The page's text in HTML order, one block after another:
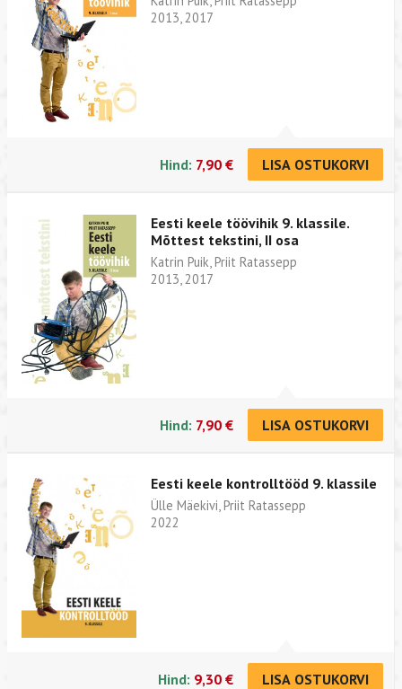
2013, 2017
Hind: 7,90 € LISA OSTUKORVI
Eesti keele töövihik 9. klassile.
Mõttest tekstini, II osa
Katrin Puik, Priit Ratassepp
2013, 2017
Hind: 7,90 € LISA OSTUKORVI
Eesti keele kontrolltööd 9. klassile
Ülle Mäekivi, Priit Ratassepp
2022
Hind: 9,30 € LISA OSTUKORVI